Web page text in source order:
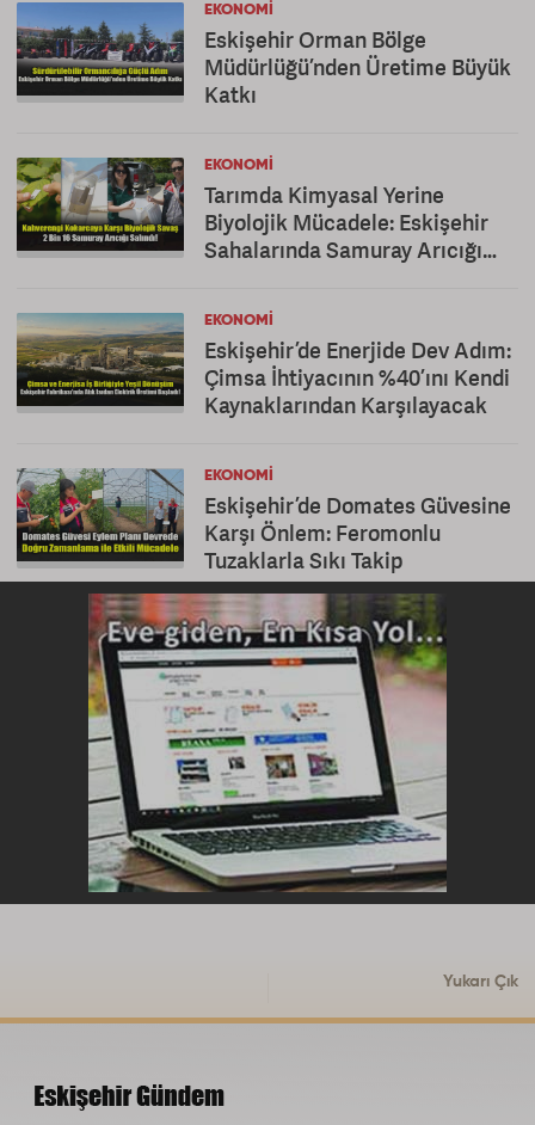
EKONOMI
Eskişehir Orman Bölge
Müdürlüğü’nden Üretime Büyük
Katkı
EKONOMI
Tarımda Kimyasal Yerine
Biyolojik Mücadele: Eskişehir
Sahalarında Samuray Arıcığı
EKONOMI
Eskişehir’de Enerjide Dev Adım:
Çimsa İhtiyacının %40’ını Kendi
Kaynaklarından Karşılayacak
EKONOMI
Eskişehir’de Domates Güvesine
Karşı Önlem: Feromonlu
Tuzaklarla Sıkı Takip
Yukarı Çık